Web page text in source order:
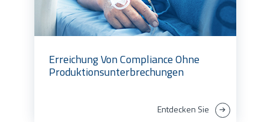
Erreichung Von Compliance Ohne
Produktionsunterbrechungen
Entdecken Sie